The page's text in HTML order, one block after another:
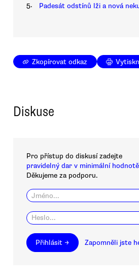
5. Padesát odstínů lži a nová
Zkopírovat odkaz
Diskuse
Pro přístup do diskusí zadejte
pravidelný dar v minimální
Děkujeme za podporu.
Přihlásit → Zapomněli jste